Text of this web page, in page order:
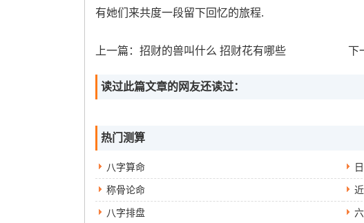
有她们来共度一段留下回忆的旅程.
上一篇： 招财的兽叫什么 招财花有哪些 下
读过此篇文章的网友还读过：
热门测算
八字算命
称骨论命
八字排盘